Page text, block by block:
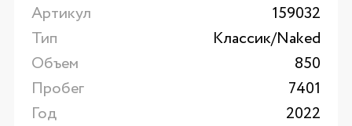
Артикул
159032
Тип
Классик/Naked
Объем
850
Пробег
7401
Год
2022